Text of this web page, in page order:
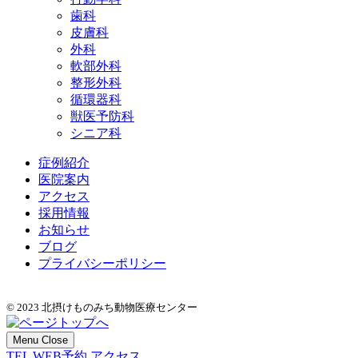
歯科
皮膚科
外科
軟部外科
整形外科
循環器科
獣医予防科
シニア科
症例紹介
医院案内
アクセス
採用情報
お知らせ
ブログ
プライバシーポリシー
© 2023 北摂けものみち動物医療センター
Menu Close